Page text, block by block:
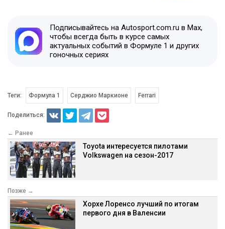
Подписывайтесь на Autosport.com.ru в Max,
чтобы всегда быть в курсе самых
актуальных событий в Формуле 1 и других
гоночных сериях
Теги: Формула 1 Серджио Маркионе Ferrari
Поделиться:
← Ранее
Toyota интересуется пилотами
Volkswagen на сезон-2017
Позже →
Хорхе Лоренсо лучший по итогам
первого дня в Валенсии